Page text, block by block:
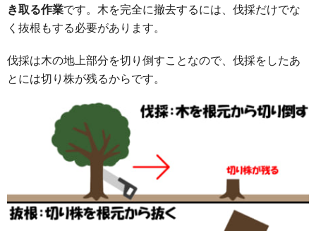
き取る作業です。木を完全に撤去するには、伐採だけでな
く抜根もする必要があります。
伐採は木の地上部分を切り倒すことなので、伐採をしたあ
とには切り株が残るからです。